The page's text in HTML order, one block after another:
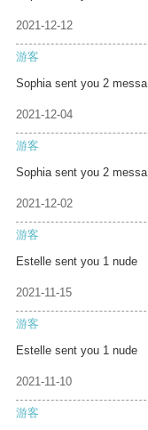
2021-12-12
游客
Sophia sent you 2 messa
2021-12-04
游客
Sophia sent you 2 messa
2021-12-02
游客
Estelle sent you 1 nude
2021-11-15
游客
Estelle sent you 1 nude
2021-11-10
游客